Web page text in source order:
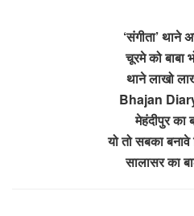
‘संगीता’ थाने
चूरमे को बाबा
थाने लाखो
Bhajan
मेहंदीपुर का
यो तो सबका बनावे
सालासर का